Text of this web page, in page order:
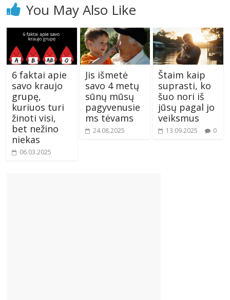
You May Also Like
6 faktai apie
savo kraujo
grupę,
kuriuos turi
žinoti visi,
bet nežino
niekas
06.03.2025
Jis išmetė
savo 4 metų
sūnų mūsų
pagyvenusie
ms tėvams
24.08.2025
Štaim kaip
suprasti, ko
šuo nori iš
jūsų pagal jo
veiksmus
13.09.2025 0